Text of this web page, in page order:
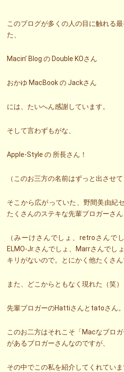
このブログが多くの人の目に触れる
た、
Macin’ Blog の Double KOさん
おかゆ MacBook の Jackさん
には、たいへん感謝しています。
そして言わずもがな、
Apple-Style の 所長さん！
（このお三方の名前はずっと出させて
そこから広がっていた、野間美由紀
たくさんのステキな先輩ブロガーさん
（みーけさんでしょ、retroさんで
ELMO-Jr.さんでしょ、Marrさんでし
キリがないので。とにかく他たくさん
また、どこからともなく現れた（笑）
先輩ブロガーのHattiさんとtatoさん。
このお二方はそれこそ「Macなブロ
があるブロガーさんなのですが、
その中でこの私を紹介してくれていま